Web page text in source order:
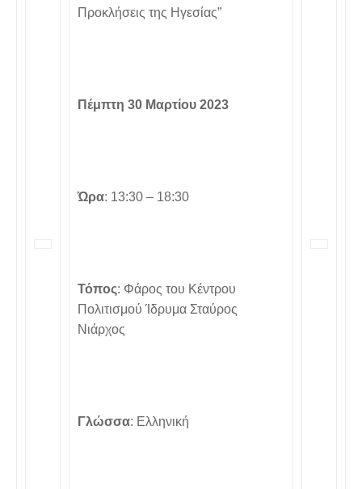
Προκλήσεις της Ηγεσίας”
Πέμπτη 30 Μαρτίου 2023
Ώρα: 13:30 – 18:30
Τόπος: Φάρος του Κέντρου
Πολιτισμού Ίδρυμα Σταύρος
Νιάρχος
Γλώσσα: Ελληνική